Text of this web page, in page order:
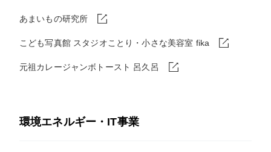
あまいもの研究所
こども写真館 スタジオことり・小さな美容室 fika
元祖カレージャンボトースト 呂久呂
環境エネルギー・IT事業